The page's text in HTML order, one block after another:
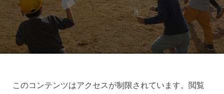
このコンテンツはアクセスが制限されています。閲覧